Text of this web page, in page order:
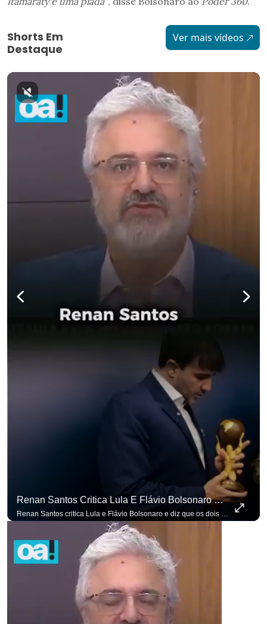
Shorts Em
Destaque
Ver mais vídeos
Renan Santos Critica Lula E Flávio Bolsonaro E Diz Que Os Dois São Lados Da Mesma Moeda.
para não